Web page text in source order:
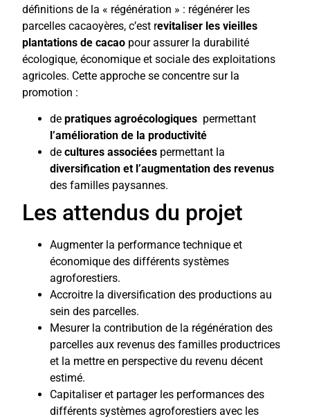
définitions de la « régénération » : régénérer les
parcelles cacaoyères, c’est revitaliser les vieilles
plantations de cacao pour assurer la durabilité
écologique, économique et sociale des exploitations
agricoles. Cette approche se concentre sur la
promotion :
depratiques agroécologiques permettant
l’amélioration de la productivité
decultures associées permettant la
diversification et l’augmentation des revenus
des familles paysannes.
Les attendus du projet
Augmenter la performance technique et
économique des différents systèmes
agroforestiers.
Accroitre la diversification des productions au
sein des parcelles.
Mesurer la contribution de la régénération des
parcelles aux revenus des familles productrices
et la mettre en perspective du revenu décent
estimé.
Capitaliser et partager les performances des
différents systèmes agroforestiers avec les